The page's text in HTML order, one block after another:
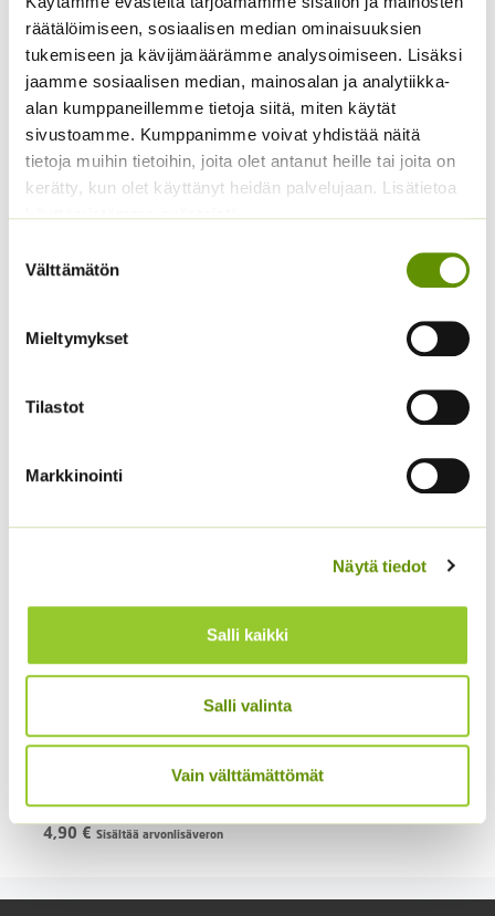
räätälöimiseen, sosiaalisen median ominaisuuksien
tukemiseen ja kävijämäärämme analysoimiseen. Lisäksi
jaamme sosiaalisen median, mainosalan ja analytiikka-
alan kumppaneillemme tietoja siitä, miten käytät
sivustoamme. Kumppanimme voivat yhdistää näitä
tietoja muihin tietoihin, joita olet antanut heille tai joita on
kerätty, kun olet käyttänyt heidän palvelujaan. Lisätietoa
käyttämistämme evästeistä
valinta
Välttämätön
Mieltymykset
Tilastot
Markkinointi
Näytä tiedot
Salli kaikki
Salli valinta
Vain välttämättömät
Kääpiöauringonkukka
Pacino Gold
3,60€ Sisältää arvonlisäveron
Punakosmoskukka
Sperli’s Mix Dreams
5,20 €
Tarhakukonkannus
3,00 Sisältää arvonlisäveron Sisältää arvonlisäveron
Kiinanasteri Benary’s
Princess
(jättiläisprinsessa) 100
s.
4,90 € Sisältää arvonlisäveron
Kääpiöauringonkukka
Pacino Mix
3,60€